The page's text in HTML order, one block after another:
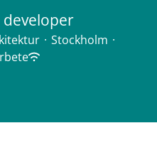
developer
· Stockholm ·